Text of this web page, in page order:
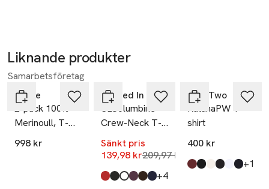
Liknande produkter
Hoppa över bildspelet
Samarbetsföretag
Dovre
2-pack 100%
Merinoull, T-
shirt, Marinblått
998 kr
Soaked In Luxury
SLColumbine
Crew-Neck T-
Shirt
Sänkt pris
139,98 krLägsta pris 30 dagar
209,97 kr
Produkten finns i färgerna:
Salsa,
Black,
Broken White,
Winetasting,
Mole',
Night Sky, +4till
Part Two
RatanaPW T-
shirt
400 kr
Produkten finns i
Burnt Russet,
Black
Dark Navy Stripe
Dark Navy
Bright White,
Navy/Eggnog+1